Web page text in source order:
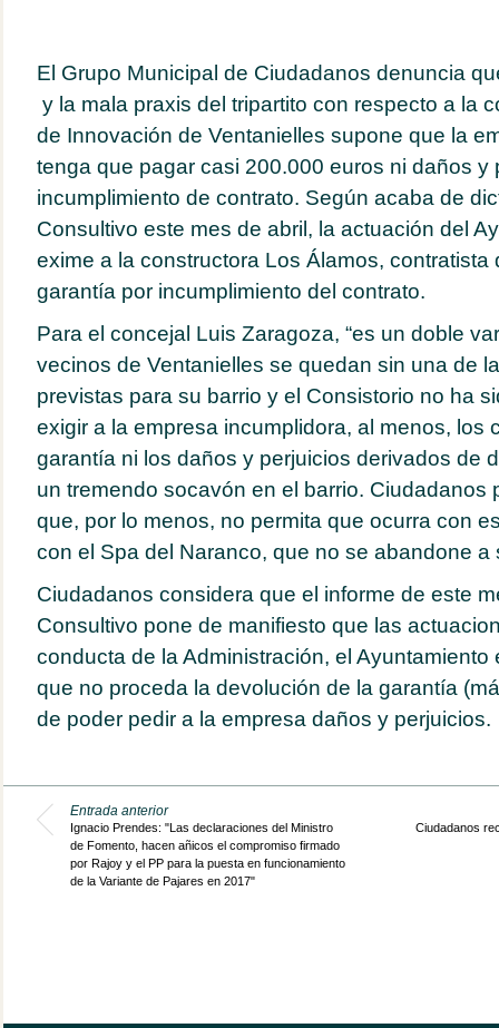
El Grupo Municipal de Ciudadanos denuncia
y la mala praxis del tripartito con respecto a la
de Innovación de Ventanielles supone que la
tenga que pagar casi 200.000 euros ni daños y
incumplimiento de contrato. Según acaba de
Consultivo este mes de abril, la actuación del
exime a la constructora Los Álamos, contratista
garantía por incumplimiento del contrato.
Para el concejal Luis Zaragoza, “es un doble
vecinos de Ventanielles se quedan sin una de
previstas para su barrio y el Consistorio no ha
exigir a la empresa incumplidora, al menos, los
garantía ni los daños y perjuicios derivados de
un tremendo socavón en el barrio. Ciudadanos
que, por lo menos, no permita que ocurra con
con el Spa del Naranco, que no se abandone a
Ciudadanos considera que el informe de este
Consultivo pone de manifiesto que las
conducta de la Administración, el Ayuntamiento
que no proceda la devolución de la garantía
de poder pedir a la empresa daños y perjuicios.
Entrada anterior
Ignacio Prendes: "Las declaraciones del Ministro
de Fomento, hacen añicos el compromiso firmado
por Rajoy y el PP para la puesta en funcionamiento
de la Variante de Pajares en 2017"
Ciudadanos